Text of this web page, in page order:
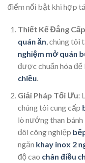
điểm nổi bật khi hợp
Thiết Kế Đẳng Cấp
quán ăn, chúng tôi
nghiệm mở quán
được chuẩn hóa để
chiều.
Giải Pháp Tối Ưu:
chúng tôi cung cấp
lò nướng than bánh
đôi công nghiệp
ngăn khay inox 2
độ cao chân điều